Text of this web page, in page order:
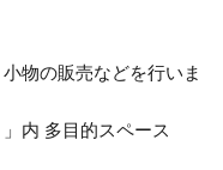
物の販売などを行いま
内 多目的スペース